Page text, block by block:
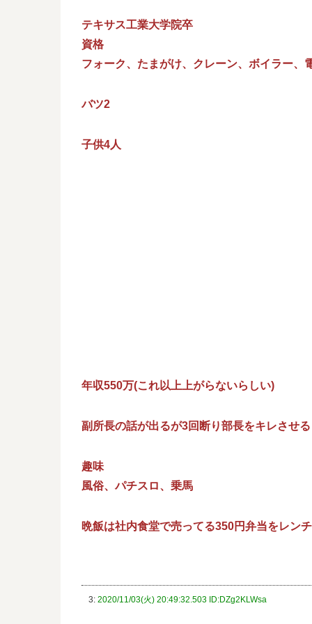
テキサス工業大学院卒
資格
フォーク、たまがけ、クレーン、ボイラー、
バツ2
子供4人
年収550万(これ以上上がらないらしい)
副所長の話が出るが3回断り部長をキレさせる
趣味
風俗、パチスロ、乗馬
晩飯は社内食堂で売ってる350円弁当をレン
3: 2020/11/03(火) 20:49:32.503 ID:DZg2KLWsa